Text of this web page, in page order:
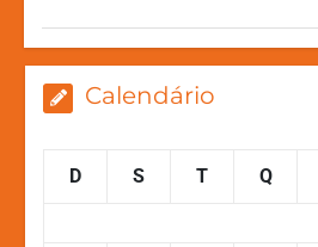
k
er
Calendário
D S T Q